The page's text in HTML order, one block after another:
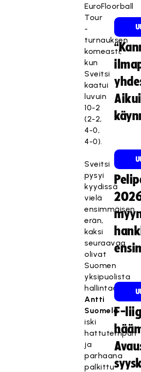
EuroFloorball
Tour
-
turnauksen
komeasti,
kun
Sveitsi
kaatui
luvuin
10-2
(2-2,
4-0,
4-0).
Sveitsi
pysyi
kyydissä
vielä
ensimmäisen
erän,
kaksi
seuraavaa
olivat
Suomen
yksipuolista
hallintaa.
Antti
Suomela
iski
hattutempun
ja
parhaana
palkittu
F-